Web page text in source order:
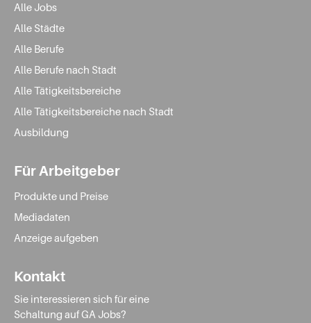
mit angeschlossenem Forschungszentrum arbeiten
knapp 1.000 Menschen. Die Firma hat
Stellenangebote für Fachkräfte der Metalltechnik.
vorhanden: Der
Mitarbeiterinnen und Mitarbeiter. Eingestellt werden
Erzieherinnen und Erzieherund
Verwaltungsfachangestellte.
Die Mannstaedt GmbH ist ein
Beschäftigten. Es bietet aktuelle Jobs Troisdorf für
Zerspanungsmechaniker/innen, Mechatroniker/innen,
TNT Express GmbH ist ein Postdienstleister mit etwa
500 Angestellten. Hier finden sich Stellenangebote in
Bei der Rhein-Sieg Verkehrsgesellschaft mbH arbeiten
460 Menschen. Gesucht sind
Mediengestalter/innen.
Alle Jobs
Alle Städte
Alle Berufe
Alle Berufe nach Stadt
Alle Tätigkeitsbereiche
Alle Tätigkeitsbereiche nach Stadt
Ausbildung
Für Arbeitgeber
Produkte und Preise
Mediadaten
Anzeige aufgeben
Kontakt
Sie interessieren sich für eine
Schaltung auf GA Jobs?